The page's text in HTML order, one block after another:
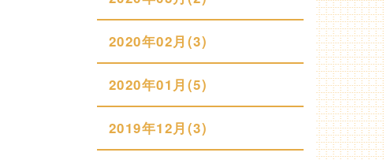
2020年02月(3)
2020年01月(5)
2019年12月(3)